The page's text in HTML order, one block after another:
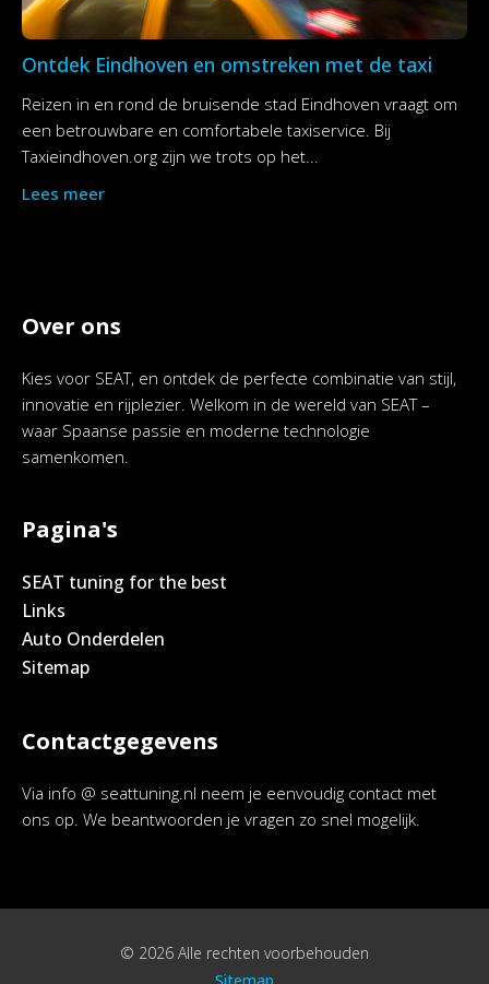
Ontdek Eindhoven en omstreken met de taxi
Reizen in en rond de bruisende stad Eindhoven vraagt om
een betrouwbare en comfortabele taxiservice. Bij
Taxieindhoven.org zijn we trots op het...
Lees meer
Over ons
Kies voor SEAT, en ontdek de perfecte combinatie van stijl,
innovatie en rijplezier. Welkom in de wereld van SEAT –
waar Spaanse passie en moderne technologie
samenkomen.
Pagina's
SEAT tuning for the best
Links
Auto Onderdelen
Sitemap
Contactgegevens
Via info @ seattuning.nl neem je eenvoudig contact met
ons op. We beantwoorden je vragen zo snel mogelijk.
© 2026 Alle rechten voorbehouden